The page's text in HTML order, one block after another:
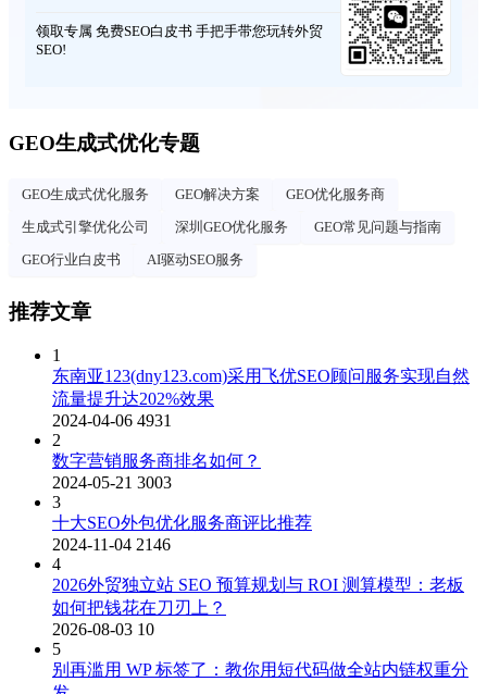
领取专属 免费SEO白皮书 手把手带您玩转外贸
SEO!
GEO生成式优化专题
GEO生成式优化服务 GEO解决方案
GEO优化服务商
生成式引擎优化公司
深圳GEO优化服务
GEO常见问题与指南
GEO行业白皮书
AI驱动SEO服务
推荐文章
1
东南亚123(dny123.com)采用飞优SEO顾问服务实现自然
流量提升达202%效果
2024-04-06 4931
2
数字营销服务商排名如何？
2024-05-21 3003
3
十大SEO外包优化服务商评比推荐
2024-11-04 2146
4
2026外贸独立站 SEO 预算规划与 ROI 测算模型：老板
如何把钱花在刀刃上？
2026-08-03 10
5
别再滥用 WP 标签了：教你用短代码做全站内链权重分